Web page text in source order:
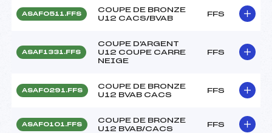
ASAF0511.FFS
COUPE DE BRONZE
U12 CACS/BVAB
FFS
ASAF1331.FFS
COUPE D'ARGENT
U12 COUPE CARRE
NEIGE
FFS
ASAF0291.FFS
COUPE DE BRONZE
U12 BVAB CACS
FFS
ASAF0101.FFS
COUPE DE BRONZE
U12 BVAB/CACS
FFS